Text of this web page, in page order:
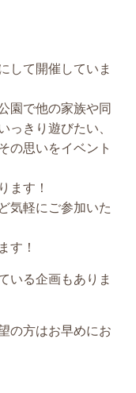
して開催していま
園で他の家族や同
っきり遊びたい、
の思いをイベント
ます！
気軽にご参加いた
す！
いる企画もありま
の方はお早めにお